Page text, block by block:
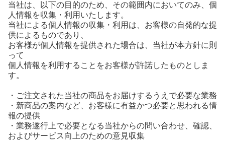
当社は、以下の目的のため、その範囲内においてのみ、個
人情報を収集・利用いたします。
当社による個人情報の収集・利用は、お客様の自発的な提
供によるものであり、
お客様が個人情報を提供された場合は、当社が本方針に則
って
個人情報を利用することをお客様が許諾したものとしま
す。
・ご注文された当社の商品をお届けするうえで必要な業務
・新商品の案内など、お客様に有益かつ必要と思われる情
報の提供
・業務遂行上で必要となる当社からの問い合わせ、確認、
およびサービス向上のための意見収集